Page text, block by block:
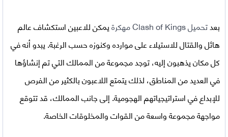
بعدتحميلClash of Kings مهكرة
يمكن للاعبين استكشاف عالم
هائل والقتال للاستيلاء على موارده وكنوزه حسب الرغبة. يبدو أنه في
كل مكان يذهبون إليه، توجد مجموعة من الممالك التي تم إنشاؤها
في العديد من المناطق، لذلك يتمتع اللاعبون بالكثير من الفرص
للإبداع في استراتيجياتهم الهجومية. إلى جانب الممالك، قد تتوقع
مواجهة مجموعة واسعة من القوات والمخلوقات الخاصة.